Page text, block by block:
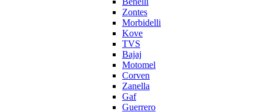
Zontes
Morbidelli
Kove
TVS
Bajaj
Motomel
Corven
Zanella
Gaf
Guerrero